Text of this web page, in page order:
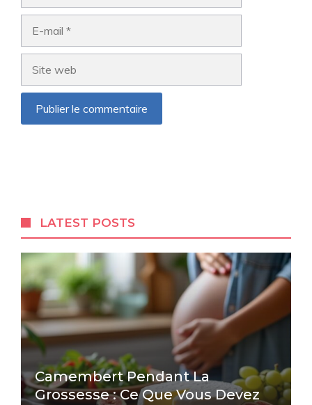
LATEST POSTS
Camembert Pendant La
Grossesse : Ce Que Vous Devez